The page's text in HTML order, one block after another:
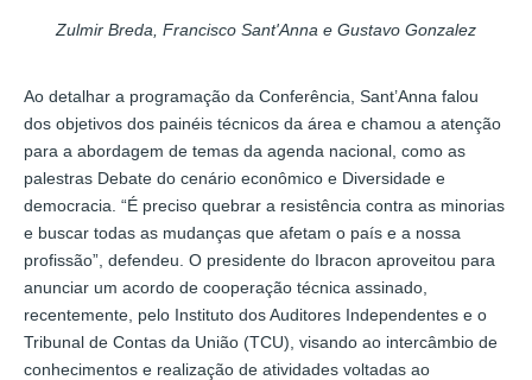
Zulmir Breda, Francisco Sant'Anna e Gustavo Gonzalez
Ao detalhar a programação da Conferência, Sant’Anna falou
dos objetivos dos painéis técnicos da área e chamou a atenção
para a abordagem de temas da agenda nacional, como as
palestras Debate do cenário econômico e Diversidade e
democracia. “É preciso quebrar a resistência contra as minorias
e buscar todas as mudanças que afetam o país e a nossa
profissão”, defendeu. O presidente do Ibracon aproveitou para
anunciar um acordo de cooperação técnica assinado,
recentemente, pelo Instituto dos Auditores Independentes e o
Tribunal de Contas da União (TCU), visando ao intercâmbio de
conhecimentos e realização de atividades voltadas ao